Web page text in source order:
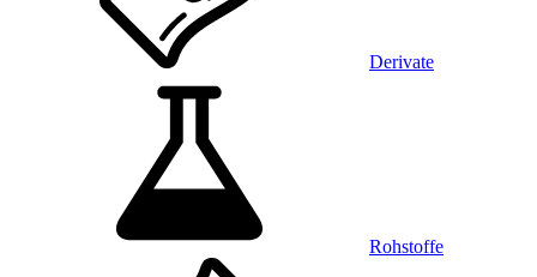
Derivate
Rohstoffe